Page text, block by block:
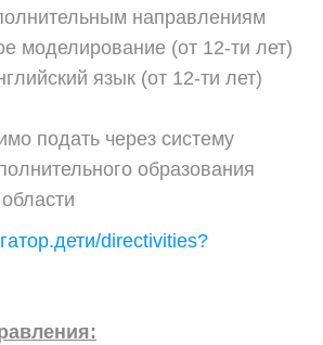
направлениям
моделирование (от 12-ти лет)
язык (от 12-ти лет)
подать через систему
образования
directivities?